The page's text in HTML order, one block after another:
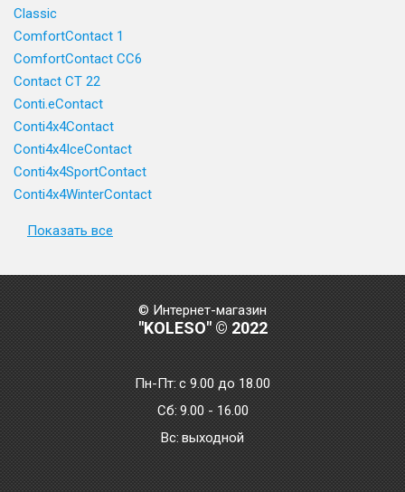
Classic
ComfortContact 1
ComfortContact CC6
Contact CT 22
Conti.eContact
Conti4x4Contact
Conti4x4IceContact
Conti4x4SportContact
Conti4x4WinterContact
Показать все
© Интернет-магазин
"KOLESO" © 2022
Пн-Пт:с 9.00 до 18.00
Сб: 9.00 - 16.00
Bc: выходной